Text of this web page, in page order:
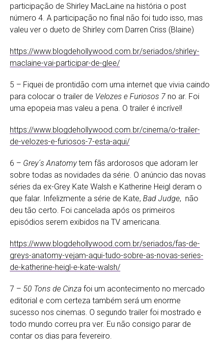
participação de Shirley MacLaine na história o post
número 4. A participação no final não foi tudo isso, mas
valeu ver o dueto de Shirley com Darren Criss (Blaine)
https://www.blogdehollywood.com.br/seriados/shirley-
maclaine-vai-participar-de-glee/
5 – Fiquei de prontidão com uma internet que vivia caindo
para colocar o trailer de Velozes e Furiosos 7 no ar. Foi
uma epopeia mas valeu a pena. O trailer é incrível!
https://www.blogdehollywood.com.br/cinema/o-trailer-
de-velozes-e-furiosos-7-esta-aqui/
6 – Grey´s Anatomytem fãs ardorosos que adoram ler
sobre todas as novidades da série. O anúncio das novas
séries da ex-Grey Kate Walsh e Katherine Heigl deram o
que falar. Infelizmente a série de Kate, Bad Judge, não
deu tão certo. Foi cancelada após os primeiros
episódios serem exibidos na TV americana.
https://www.blogdehollywood.com.br/seriados/fas-de-
greys-anatomy-vejam-aqui-tudo-sobre-as-novas-series-
de-katherine-heigl-e-kate-walsh/
7 – 50 Tons de Cinza foi um acontecimento no mercado
editorial e com certeza também será um enorme
sucesso nos cinemas. O segundo trailer foi mostrado e
todo mundo correu pra ver. Eu não consigo parar de
contar os dias para fevereiro.